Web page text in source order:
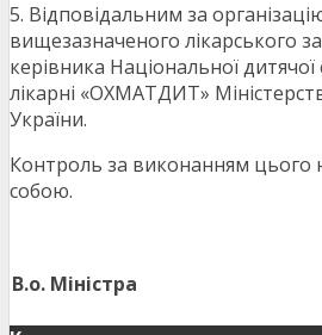
5. Відповідальним за
вищезазначеного лікарського
керівника Національної дитячої
лікарні «ОХМАТДИТ»
України.
Контроль за виконанням цього
собою.
В.о. Міністра